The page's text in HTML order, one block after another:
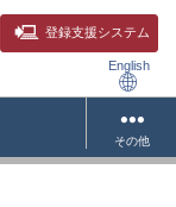
登録支援システム
English
その他